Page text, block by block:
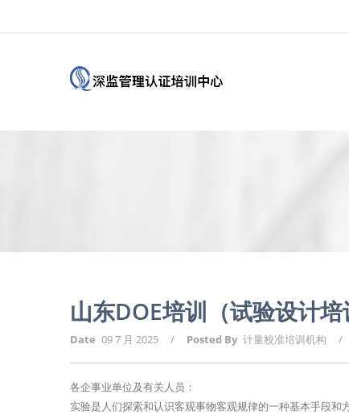
山东DOE培训（试验设计
Date 09 7 月 2025 / Posted By 计量校准培训机构 /
各企事业单位及有关人员：
实验是人们探索和认识客观事物客观规律的一种基本手段